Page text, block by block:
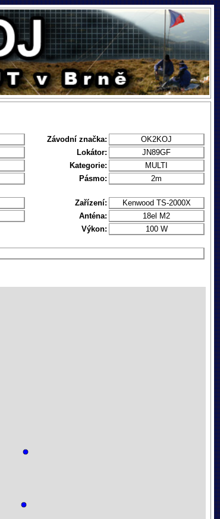
Závodní značka:
OK2KOJ
Lokátor:
JN89GF
Kategorie:
MULTI
Pásmo: 2m
Zařízení:
Kenwood TS-2000X
Anténa:
18el M2
Výkon:
100 W